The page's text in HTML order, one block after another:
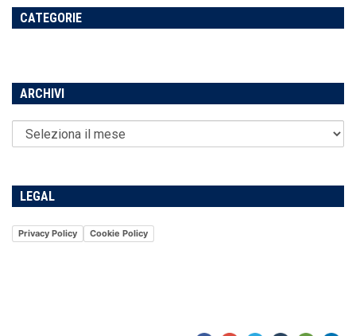
CATEGORIE
ARCHIVI
LEGAL
Privacy Policy Cookie Policy